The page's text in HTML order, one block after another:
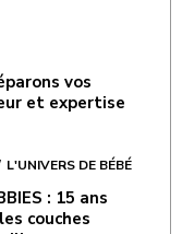
vos
et expertise
L'UNIVERS DE BÉBÉ
: 15 ans
couches